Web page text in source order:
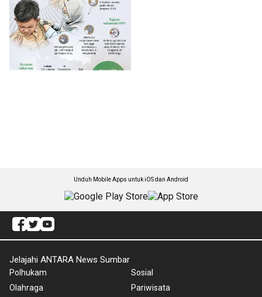
Unduh Mobile Apps untuk iOS dan Android
Jelajahi ANTARA News Sumbar
Polhukam
Olahraga
Sosial
Pariwisata